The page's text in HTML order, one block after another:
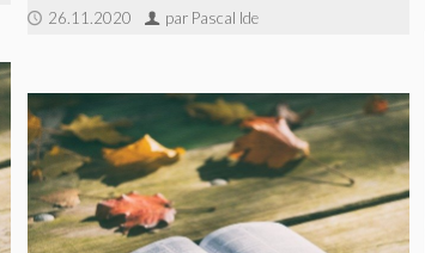
26.11.2020 par Pascal Ide